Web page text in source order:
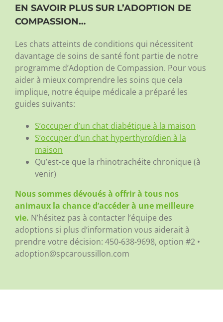
EN SAVOIR PLUS SUR L’ADOPTION DE
COMPASSION…
Les chats atteints de conditions qui nécessitent
davantage de soins de santé font partie de notre
programme d’Adoption de Compassion. Pour vous
aider à mieux comprendre les soins que cela
implique, notre équipe médicale a préparé les
guides suivants:
S’occuper d’un chat diabétique à la maison
S’occuper d’un chat hyperthyroïdien à la
maison
Qu’est-ce que la rhinotrachéite chronique (à
venir)
Nous sommes dévoués à offrir à tous nos
animaux la chance d’accéder à une meilleure
vie. N’hésitez pas à contacter l’équipe des
adoptions si plus d’information vous aiderait à
prendre votre décision: 450-638-9698, option #2 •
adoption@spcaroussillon.com